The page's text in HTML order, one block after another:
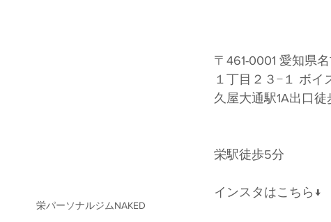
栄パーソナルジムNAKED
〒461-0001 愛知県
１丁目２３−１ ボイ
久屋大通駅1A出口徒
栄駅徒歩5分
インスタはこちら↓